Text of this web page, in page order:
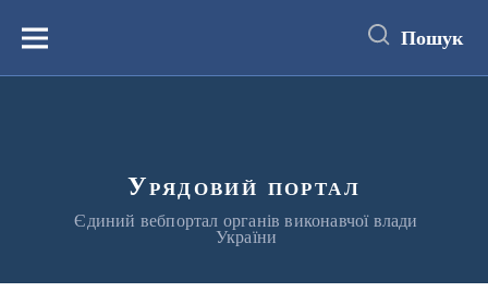
вмістуМеню Пошук
Урядовий портал
Єдиний вебпортал органів виконавчої влади
України